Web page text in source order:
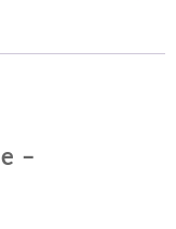
–